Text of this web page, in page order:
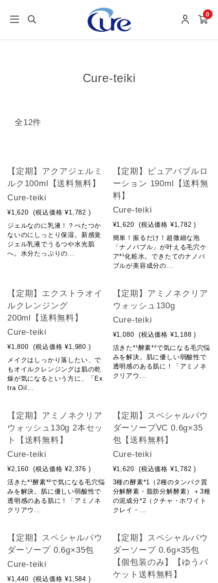
0
Cure-teiki
全12件
【定期】アクアジェルミ
ルク100ml【送料無料】
Cure-teiki
¥1,620 (税込価格 ¥1,782 )
ジェルなのに乳液！？べたつか
ないのにしっとり保湿。新感覚
ジェル乳液でうるつや水光肌
へ。水分たっぷりの...
【定期】ピュアバブルロ
ーション 190ml【送料無
料】
Cure-teiki
¥1,620 (税込価格 ¥1,782 )
簡単！振るだけ！超微細な泡
「ナノバブル」が叶える毛穴ケ
ア*¹化粧水。できたてのナノバ
ブルが美容成分の...
【定期】エクストラオイ
ルクレンジング
200ml【送料無料】
Cure-teiki
¥1,800 (税込価格 ¥1,980 )
メイクはしっかり落したい、で
もオイルクレンジングは肌の乾
燥が気になるという方に、「Ex
tra Oil...
【定期】アミノネクリア
ウォッシュ130g
Cure-teiki
¥1,080 (税込価格 ¥1,188 )
活きた*¹酵素*²で気になる毛穴悩
みを解決。肌に優しい弱酸性で
透明感のある肌に！「アミノネ
クリアウ...
【定期】アミノネクリア
ウォッシュ130g 2本セッ
ト【送料無料】
Cure-teiki
¥2,160 (税込価格 ¥2,376 )
活きた*¹酵素*²で気になる毛穴悩
みを解決。肌に優しい弱酸性で
透明感のある肌に！「アミノネ
クリアウ...
【定期】スペシャルパウ
ダーソープVC 0.6g×35
包【送料無料】
Cure-teiki
¥1,620 (税込価格 ¥1,782 )
3種の酵素*1（2種のタンパク質
分解酵素・脂肪分解酵素）＋3種
の泥成分*2（クチャ・ホワイト
クレイ・...
【定期】スペシャルパウ
ダーソープ 0.6g×35包
Cure-teiki
¥1,440 (税込価格 ¥1,584 )
【定期】スペシャルパウ
ダーソープ 0.6g×35包
【個包装のみ】【ゆうパ
ケット送料無料】